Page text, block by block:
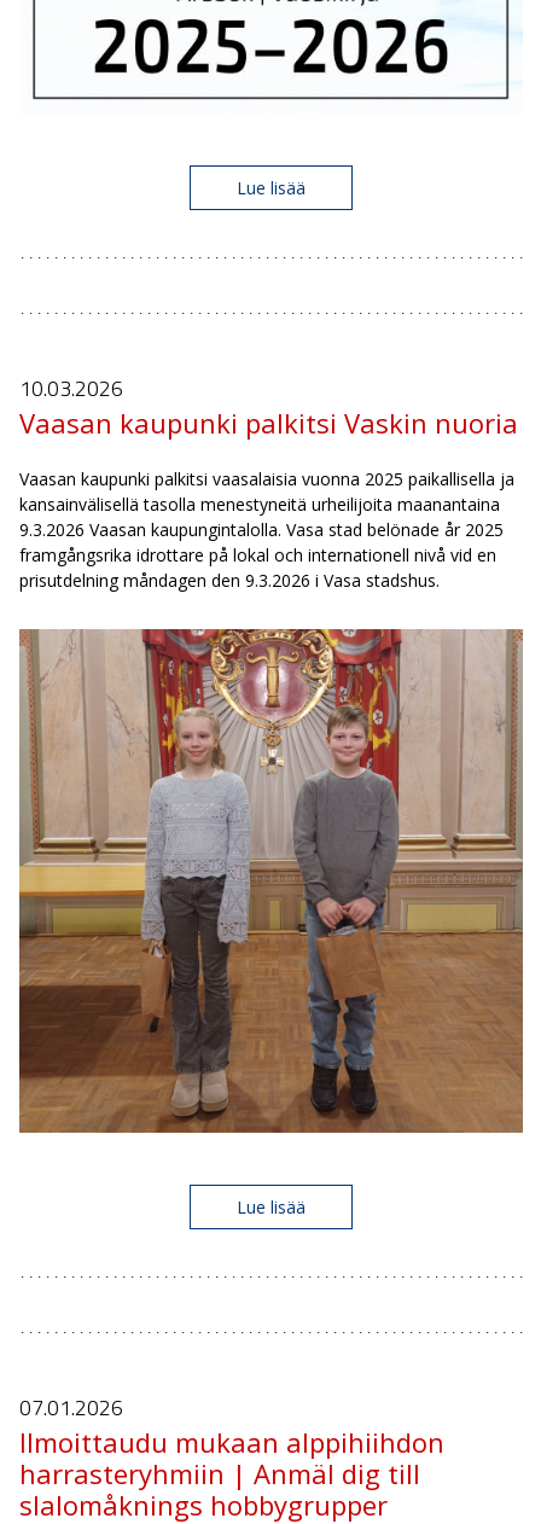
Lue lisää
10.03.2026
Vaasan kaupunki palkitsi Vaskin nuoria
Vaasan kaupunki palkitsi vaasalaisia vuonna 2025 paikallisella ja
kansainvälisellä tasolla menestyneitä urheilijoita maanantaina
9.3.2026 Vaasan kaupungintalolla. Vasa stad belönade år 2025
framgångsrika idrottare på lokal och internationell nivå vid en
prisutdelning måndagen den 9.3.2026 i Vasa stadshus.
Lue lisää
07.01.2026
Ilmoittaudu mukaan alppihiihdon
harrasteryhmiin | Anmäl dig till
slalomåknings hobbygrupper